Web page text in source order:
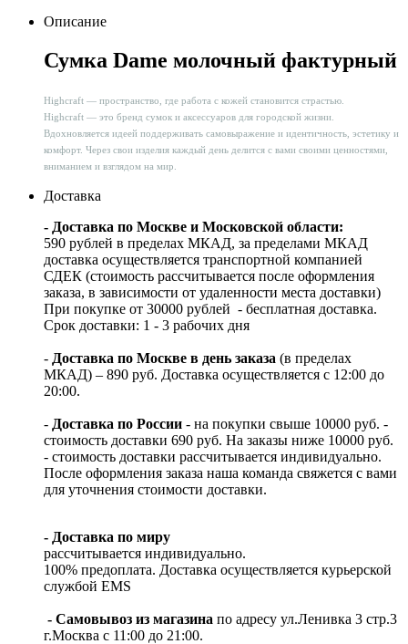
Описание
Сумка Dame молочный фактурный
Highcraft — пространство, где работа с кожей становится страстью.
Highcraft — это бренд сумок и аксессуаров для городской жизни.
Вдохновляется идеей поддерживать самовыражение и идентичность, эстетику и
комфорт. Через свои изделия каждый день делится с вами своими ценностями,
вниманием и взглядом на мир.
Доставка
- Доставка по Москве и Московской области:
590 рублей в пределах МКАД, за пределами МКАД
доставка осуществляется транспортной компанией
СДЕК (стоимость рассчитывается после оформления
заказа, в зависимости от удаленности места доставки)
При покупке от 30000 рублей - бесплатная доставка.
Срок доставки: 1 - 3 рабочих дня
- Доставка по Москве в день заказа (в пределах
МКАД) – 890 руб. Доставка осуществляется с 12:00 до
20:00.
- Доставка по России - на покупки свыше 10000 руб. -
стоимость доставки 690 руб. На заказы ниже 10000 руб.
- стоимость доставки рассчитывается индивидуально.
После оформления заказа наша команда свяжется с вами
для уточнения стоимости доставки.
- Доставка по миру
рассчитывается индивидуально.
100% предоплата. Доставка осуществляется курьерской
службой EMS
- Самовывоз из магазина по адресу ул.Ленивка 3 стр.3
г.Москва с 11:00 до 21:00.